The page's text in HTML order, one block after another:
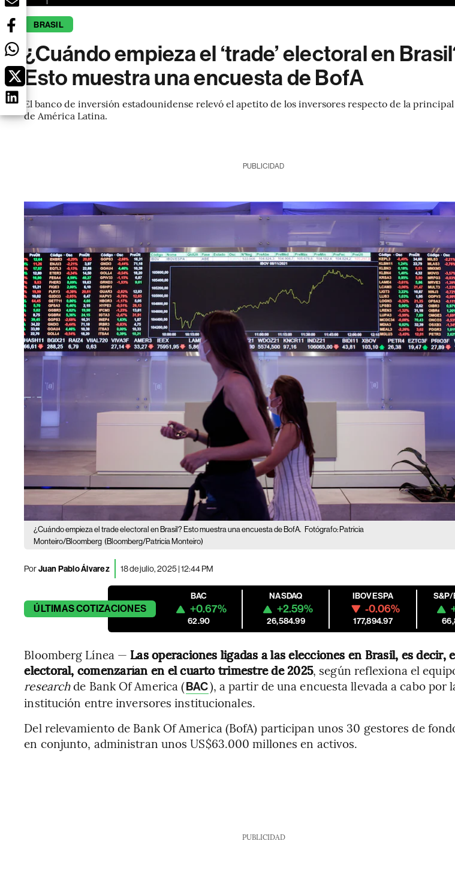
BRASIL
¿Cuándo empieza el ‘trade’ electoral en
Esto muestra una encuesta de BofA
El banco de inversión estadounidense relevó el apetito de los inversores respecto de la
de América Latina.
PUBLICIDAD
¿Cuándo empieza el trade electoral en Brasil? Esto muestra una encuesta de BofA. Fotógrafo: Patricia
Monteiro/Bloomberg (Bloomberg/Patricia Monteiro)
PorJuan Pablo Álvarez 18 de julio, 2025 | 12:44 PM
ÚLTIMASCOTIZACIONES
BAC
+0.67%
62.90
NASDAQ
+2.59%
26,584.99
IBOVESPA
-0.06%
177,894.97
S&P/
Bloomberg Línea — Las operaciones ligadas a las elecciones en Brasil, es decir,
electoral, comenzarían en el cuarto trimestre de 2025, según reflexiona el
researchde Bank Of America (BAC), a partir de una encuesta llevada a cabo por
institución entre inversores institucionales.
Del relevamiento de Bank Of America (BofA) participan unos 30 gestores de
en conjunto, administran unos US$63.000 millones en activos.
PUBLICIDAD